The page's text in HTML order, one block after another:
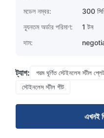
মডেল নম্বর:
300
ন্যূনতম অর্ডার পরিমাণ:
1 টন
দাম:
ট্যাগ: গরম ঘূর্ণিত স্টেইনলেস স্টীল প্লেট
স্টেইনলেস স্টীল শীট
এখনই